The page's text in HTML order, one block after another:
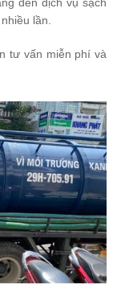
lần.
tư vấn miễn phí và